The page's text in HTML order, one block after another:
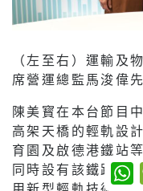
（左至右）運輸及
席營運總監馬浚偉
陳美寳在本台節目
高架天橋的輕軌設
育園及啟德港鐵站
同時設有該鐵路系
h